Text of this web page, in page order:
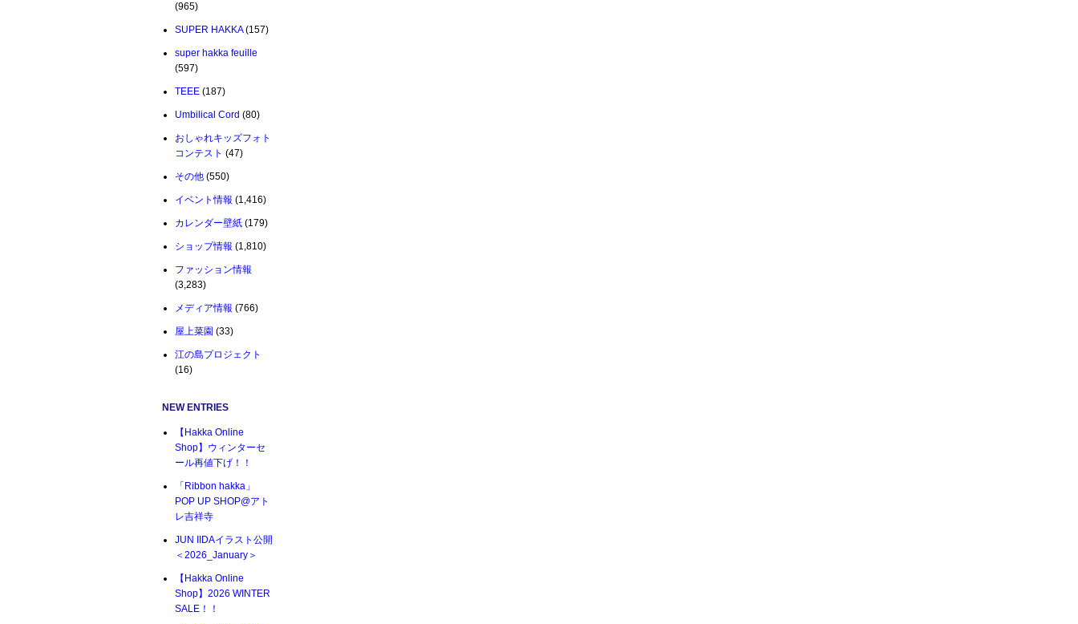
(965)
SUPER HAKKA(157)
super hakka feuille
(597)
TEEE (187)
Umbilical Cord (80)
おしゃれキッズフォト
コンテスト (47)
その他 (550)
イベント情報 (1,416)
カレンダー壁紙 (179)
ショップ情報 (1,810)
ファッション情報
(3,283)
メディア情報 (766)
屋上菜園 (33)
江の島プロジェクト
(16)
NEW ENTRIES
【Hakka Online
Shop】ウィンターセ
ール再値下げ！！
「Ribbon hakka」
POP UP SHOP@アト
レ吉祥寺
JUN IIDAイラスト公開
＜2026_January＞
【Hakka Online
Shop】2026 WINTER
SALE！！